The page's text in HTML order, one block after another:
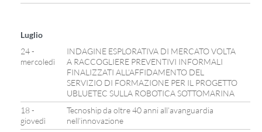
Luglio
24 -
mercoledì
INDAGINE ESPLORATIVA DI MERCATO VOLTA
A RACCOGLIERE PREVENTIVI INFORMALI
FINALIZZATI ALL’AFFIDAMENTO DEL
SERVIZIO DI FORMAZIONE PER IL PROGETTO
UBLUETEC SULLA ROBOTICA SOTTOMARINA
18 -
giovedì
Tecnoship da oltre 40 anni all’avanguardia
nell’innovazione